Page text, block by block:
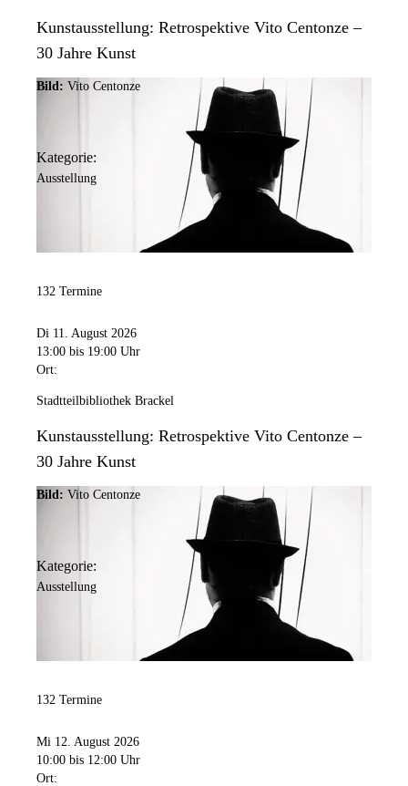
Kunstausstellung: Retrospektive Vito Centonze –
30 Jahre Kunst
Bild: Vito Centonze
Kategorie:
Ausstellung
132 Termine
Di 11. August 2026
13:00 bis 19:00 Uhr
Ort:
Stadtteilbibliothek Brackel
Kunstausstellung: Retrospektive Vito Centonze –
30 Jahre Kunst
Bild: Vito Centonze
Kategorie:
Ausstellung
132 Termine
Mi 12. August 2026
10:00 bis 12:00 Uhr
Ort: